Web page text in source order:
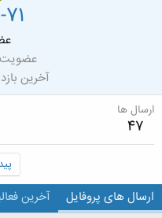
عضویت
آخرین
ارسال ها
47
ارسال های پروفایل آخرین